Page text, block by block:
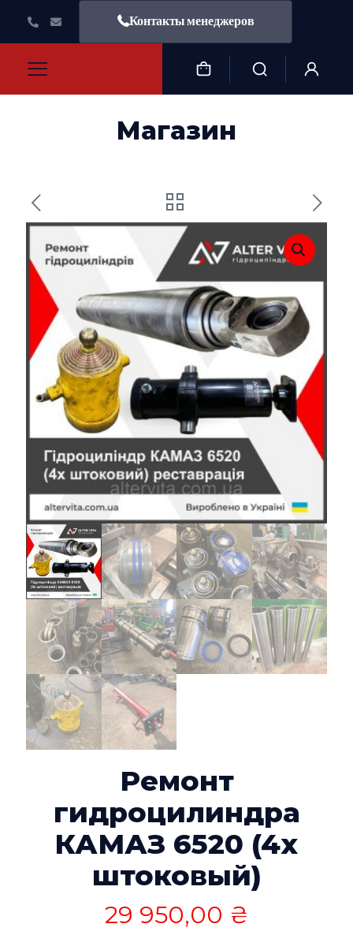
Контакты менеджеров
Магазин
Ремонт
гидроцилиндра
КАМАЗ 6520 (4х
штоковый)
29 950,00 ₴